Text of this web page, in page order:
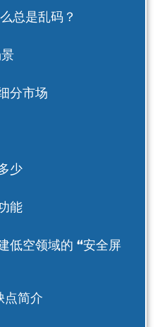
总是乱码？
分市场
少
能
低空领域的 “安全屏
点简介